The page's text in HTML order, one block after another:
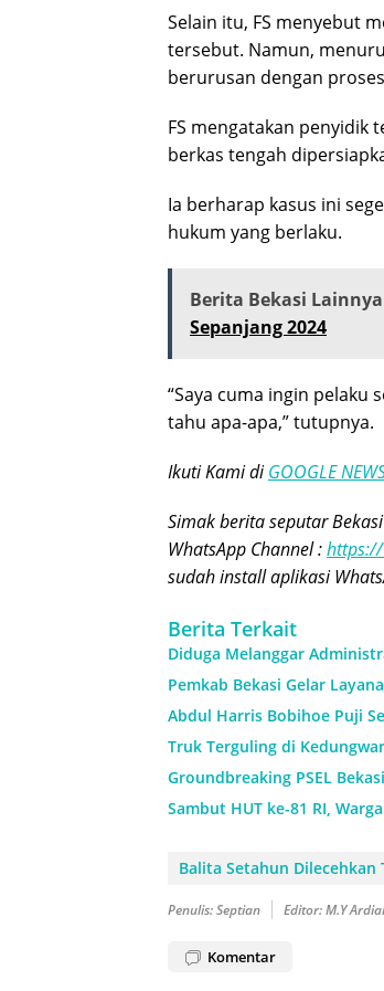
Selain itu, FS menyebut
tersebut. Namun,
berurusan dengan
FS mengatakan penyidik
berkas tengah
Ia berharap kasus ini
hukum yang berlaku.
Berita Bekasi Lainnya
Sepanjang 2024
“Saya cuma ingin pelaku
tahu apa-apa,” tutupnya.
Ikuti Kami diGOOGLE
Simak berita seputar
WhatsApp Channel :
sudah install aplikasi
Berita Terkait
Diduga Melanggar
Pemkab Bekasi Gelar
Abdul Harris Bobihoe Puji
Truk Terguling di
Groundbreaking PSEL
Sambut HUT ke-81 RI,
Balita Setahun Dilecehkan
Penulis: Septian Editor: M.Y
Komentar